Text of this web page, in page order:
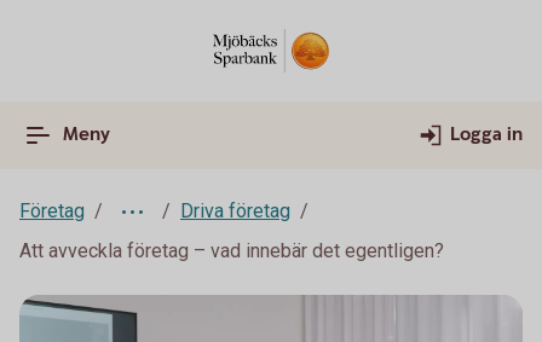
Meny Logga in
Företag
Driva företag
Att avveckla företag – vad innebär det egentligen?